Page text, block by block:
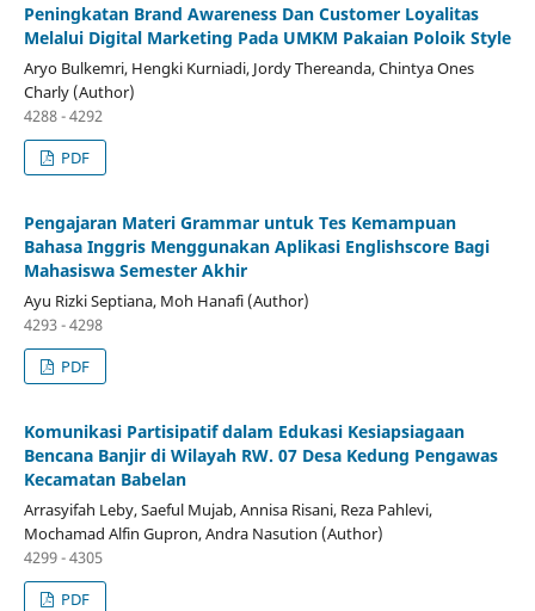
Peningkatan Brand Awareness Dan Customer Loyalitas
Melalui Digital Marketing Pada UMKM Pakaian Poloik Style
Aryo Bulkemri, Hengki Kurniadi, Jordy Thereanda, Chintya Ones
Charly (Author)
4288 - 4292
PDF
Pengajaran Materi Grammar untuk Tes Kemampuan
Bahasa Inggris Menggunakan Aplikasi Englishscore Bagi
Mahasiswa Semester Akhir
Ayu Rizki Septiana, Moh Hanafi (Author)
4293 - 4298
PDF
Komunikasi Partisipatif dalam Edukasi Kesiapsiagaan
Bencana Banjir di Wilayah RW. 07 Desa Kedung Pengawas
Kecamatan Babelan
Arrasyifah Leby, Saeful Mujab, Annisa Risani, Reza Pahlevi,
Mochamad Alfin Gupron, Andra Nasution (Author)
4299 - 4305
PDF